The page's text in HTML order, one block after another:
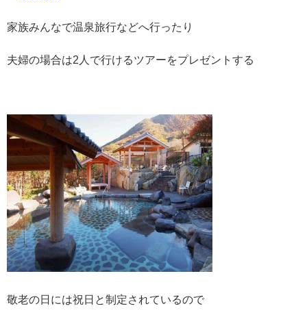
家族みんなで温泉旅行などへ行ったり
夫婦の場合は2人で行けるツアーをプレゼントする
敬老の日には祝日と制定されているので